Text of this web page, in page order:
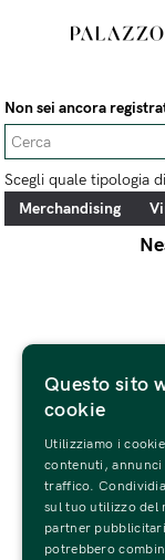
Non sei ancora
Scegli quale tipologia
©
Questo sito
cookie
Utilizziamo i
contenuti, annunci
traffico.
sul tuo utilizzo del
partner
potrebbero